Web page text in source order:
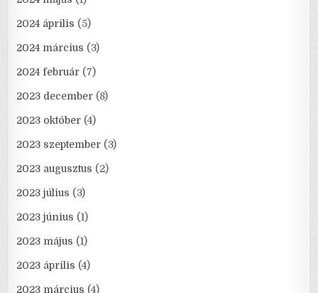
2024 április (5)
2024 március (3)
2024 február (7)
2023 december (8)
2023 október (4)
2023 szeptember (3)
2023 augusztus (2)
2023 július (3)
2023 június (1)
2023 május (1)
2023 április (4)
2023 március (4)